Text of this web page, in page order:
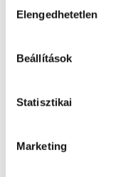
kiválasztása
Elengedhetetlen
Beállítások
Statisztikai
Marketing